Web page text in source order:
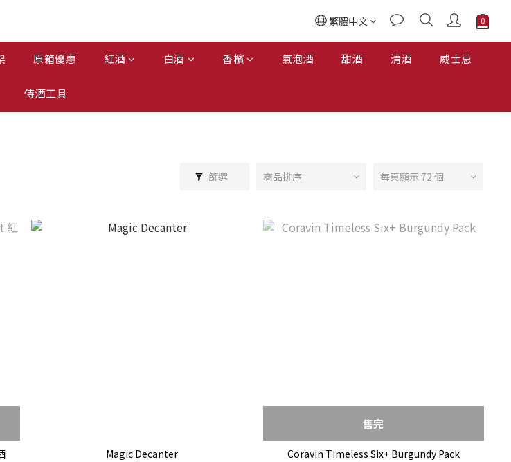
繁體中文
原箱優惠 紅酒 白酒 香檳 氣泡酒 甜酒 清酒 威士忌
侍酒工具
篩選 商品排序 每頁顯示 72 個
Magic Decanter
售完
Coravin Timeless Six+ Burgundy Pack